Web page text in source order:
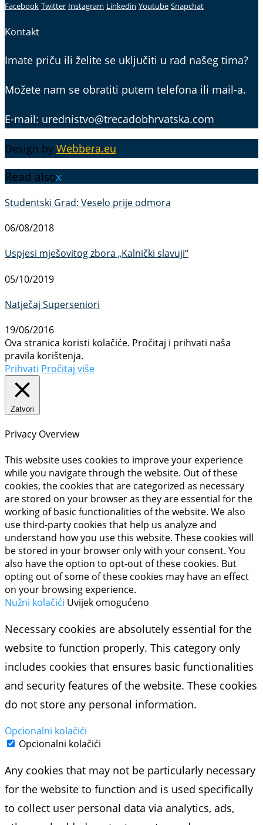
Facebook Twitter Instagram Linkedin Youtube Snapchat
Kontakt
Imate priču ili želite se uključiti u rad našeg tima?
Možete nam se obratiti putem telefona ili mail-a.
E-mail: urednistvo@trecadobhrvatska.com
Design by Webbera.eu
Read alsox
Studentski Grad: Veselo prije odmora
06/08/2018
Uspjesi mješovitog zbora „Kalnički slavuji“
05/10/2019
Natječaj Superseniori
19/06/2016
Ova stranica koristi kolačiće. Pročitaj i prihvati naša
pravila korištenja.
Prihvati Pročitaj više
Zatvori
Privacy Overview
This website uses cookies to improve your experience
while you navigate through the website. Out of these
cookies, the cookies that are categorized as necessary
are stored on your browser as they are essential for the
working of basic functionalities of the website. We also
use third-party cookies that help us analyze and
understand how you use this website. These cookies will
be stored in your browser only with your consent. You
also have the option to opt-out of these cookies. But
opting out of some of these cookies may have an effect
on your browsing experience.
Nužni kolačići Uvijek omogućeno
Necessary cookies are absolutely essential for the
website to function properly. This category only
includes cookies that ensures basic functionalities
and security features of the website. These cookies
do not store any personal information.
Opcionalni kolačići
Opcionalni kolačići
Any cookies that may not be particularly necessary
for the website to function and is used specifically
to collect user personal data via analytics, ads,